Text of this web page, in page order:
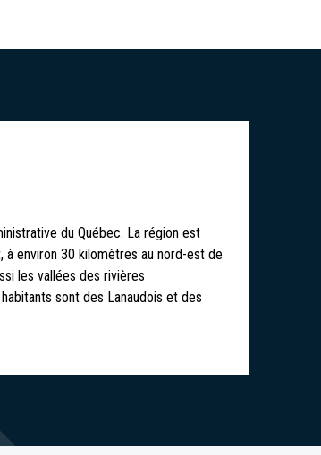
du Québec. La région est
à environ 30 kilomètres au nord-est de
les vallées des rivières
sont des Lanaudois et des